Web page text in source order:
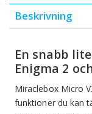
Beskrivning
En snabb
Enigma 2
Miraclebox Micro
funktioner du kan